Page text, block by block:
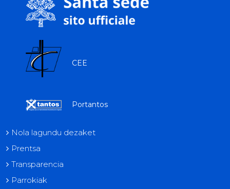
CEE
Portantos
Nola lagundu dezaket
Prentsa
Transparencia
Parrokiak